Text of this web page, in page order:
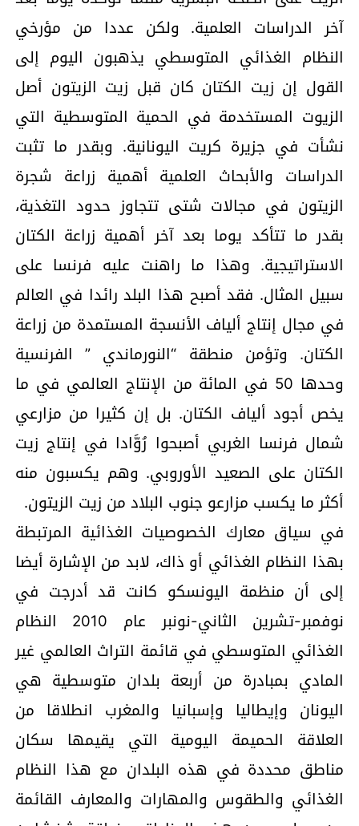
آخر الدراسات العلمية. ولكن عددا من مؤرخي
النظام الغذائي المتوسطي يذهبون اليوم إلى
القول إن زيت الكتان كان قبل زيت الزيتون أصل
الزيوت المستخدمة في الحمية المتوسطية التي
نشأت في جزيرة كريت اليونانية. وبقدر ما تثبت
الدراسات والأبحاث العلمية أهمية زراعة شجرة
الزيتون في مجالات شتى تتجاوز حدود التغذية،
بقدر ما تتأكد يوما بعد آخر أهمية زراعة الكتان
الاستراتيجية. وهذا ما راهنت عليه فرنسا على
سبيل المثال. فقد أصبح هذا البلد رائدا في العالم
في مجال إنتاج ألياف الأنسجة المستمدة من زراعة
الكتان. وتؤمن منطقة “النورماندي ” الفرنسية
وحدها 50 في المائة من الإنتاج العالمي في ما
يخص أجود ألياف الكتان. بل إن كثيرا من مزارعي
شمال فرنسا الغربي أصبحوا رُوَّادا في إنتاج زيت
الكتان على الصعيد الأوروبي. وهم يكسبون منه
أكثر ما يكسب مزارعو جنوب البلاد من زيت الزيتون.
في سياق معارك الخصوصيات الغذائية المرتبطة
بهذا النظام الغذائي أو ذاك، لابد من الإشارة أيضا
إلى أن منظمة اليونسكو كانت قد أدرجت في
نوفمبر-تشرين الثاني-نونبر عام 2010 النظام
الغذائي المتوسطي في قائمة التراث العالمي غير
المادي بمبادرة من أربعة بلدان متوسطية هي
اليونان وإيطاليا وإسبانيا والمغرب انطلاقا من
العلاقة الحميمة اليومية التي يقيمها سكان
مناطق محددة في هذه البلدان مع هذا النظام
الغذائي والطقوس والمهارات والمعارف القائمة